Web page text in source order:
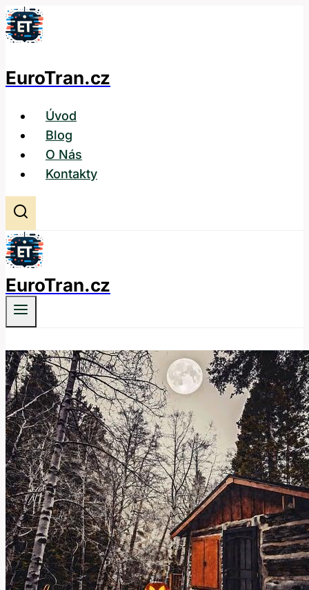
Přeskočit
na
EuroTran.cz
Úvod
Blog
O Nás
Kontakty
EuroTran.cz